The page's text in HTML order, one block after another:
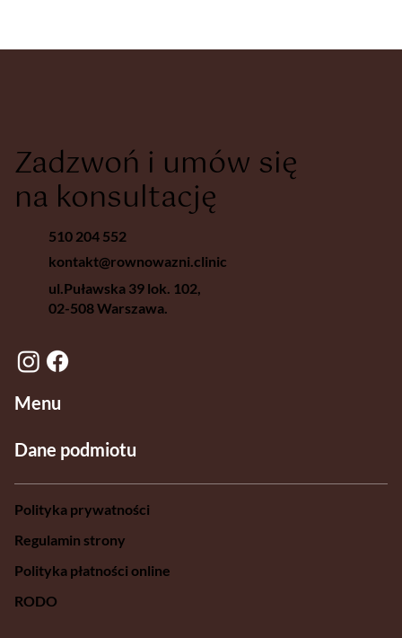
Zadzwoń i umów się
na konsultację
510 204 552
kontakt@rownowazni.clinic
ul.Puławska 39 lok. 102,
02-508 Warszawa.
Dane podmiotu
Menu
Polityka prywatności
Regulamin strony
Polityka płatności online
RODO